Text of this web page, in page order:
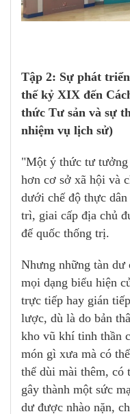
Tập 2: Sự phát
thế kỷ XIX đến
thức Tư sản và sự
nhiệm vụ lịch sử)
"Một ý thức tư tưởng
hơn cơ sở xã hội và
dưới chế độ thực
trì, giai cấp địa chủ
đế quốc thống trị.
Nhưng những tàn dư
mọi dạng biểu hiện
trực tiếp hay gián
lược, dù là do bản
kho vũ khí tinh thần
món gì xưa mà có
thể dùi mài thêm, có
gây thành một sức
dư được nhào nặn,